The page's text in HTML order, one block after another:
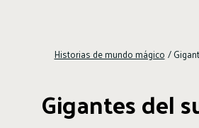
Historias de mundo mágico /
Gigantes del